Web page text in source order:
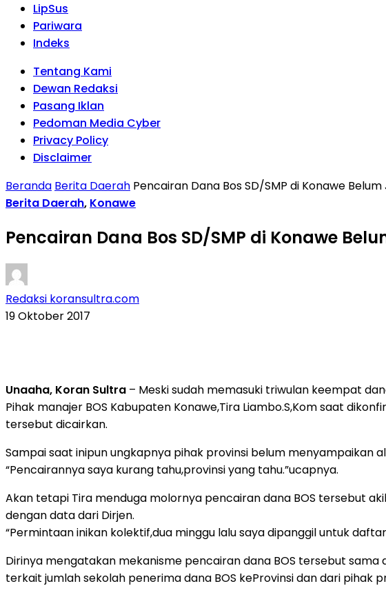
LipSus
Pariwara
Indeks
Tentang Kami
Dewan Redaksi
Pasang Iklan
Pedoman Media Cyber
Privacy Policy
Disclaimer
Beranda Berita Daerah Pencairan Dana Bos SD/SMP di Konawe Belum
Berita Daerah, Konawe
Pencairan Dana Bos SD/SMP di Konawe
Redaksi koransultra.com
19 Oktober 2017
Unaaha, Koran Sultra – Meski sudah memasuki triwulan keempat
Pihak manajer BOS Kabupaten Konawe,Tira Liambo.S,Kom saat
tersebut dicairkan.
Sampai saat inipun ungkapnya pihak provinsi belum menyampaikan
“Pencairannya saya kurang tahu,provinsi yang tahu.”ucapnya.
Akan tetapi Tira menduga molornya pencairan dana BOS tersebut
dengan data dari Dirjen.
“Permintaan inikan kolektif,dua minggu lalu saya dipanggil untuk
Dirinya mengatakan mekanisme pencairan dana BOS tersebut
terkait jumlah sekolah penerima dana BOS keProvinsi dan dari pihak